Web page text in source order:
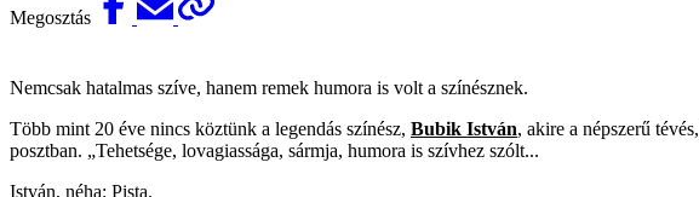
Megosztás
Nemcsak hatalmas szíve, hanem remek humora is volt a színésznek.
Több mint 20 éve nincs köztünk a legendás színész, Bubik István, akire a népszerű tévés,
posztban. „Tehetsége, lovagiassága, sármja, humora is szívhez szólt...
István, néha: Pista.